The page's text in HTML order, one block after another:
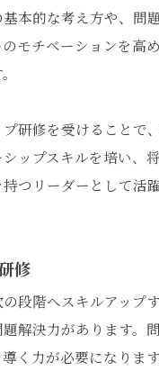
本的な考え方や、問
モチベーションを高
プ研修を受けることで
ップスキルを培い、
つリーダーとして活
修
段階へスキルアップ
解決力があります。
く力が必要になります